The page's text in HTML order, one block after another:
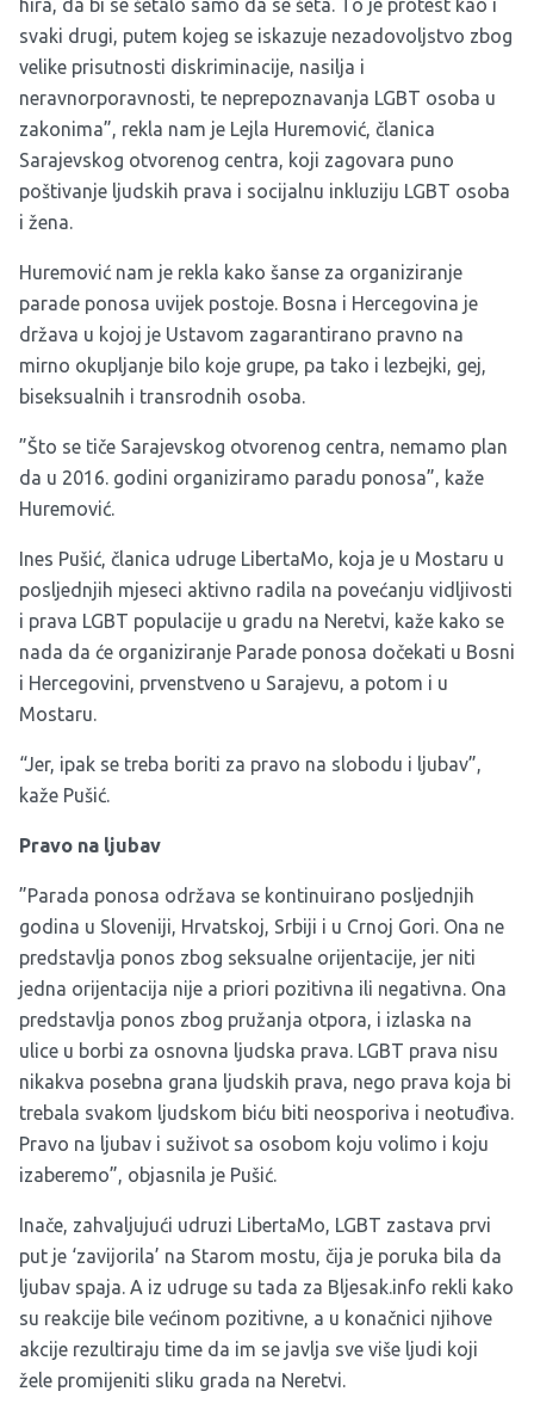
hira, da bi se šetalo samo da se šeta. To je protest kao i
svaki drugi, putem kojeg se iskazuje nezadovoljstvo zbog
velike prisutnosti diskriminacije, nasilja i
neravnorporavnosti, te neprepoznavanja LGBT osoba u
zakonima”, rekla nam je Lejla Huremović, članica
Sarajevskog otvorenog centra, koji zagovara puno
poštivanje ljudskih prava i socijalnu inkluziju LGBT osoba
i žena.
Huremović nam je rekla kako šanse za organiziranje
parade ponosa uvijek postoje. Bosna i Hercegovina je
država u kojoj je Ustavom zagarantirano pravno na
mirno okupljanje bilo koje grupe, pa tako i lezbejki, gej,
biseksualnih i transrodnih osoba.
”Što se tiče Sarajevskog otvorenog centra, nemamo plan
da u 2016. godini organiziramo paradu ponosa”, kaže
Huremović.
Ines Pušić, članica udruge LibertaMo, koja je u Mostaru u
posljednjih mjeseci aktivno radila na povećanju vidljivosti
i prava LGBT populacije u gradu na Neretvi, kaže kako se
nada da će organiziranje Parade ponosa dočekati u Bosni
i Hercegovini, prvenstveno u Sarajevu, a potom i u
Mostaru.
“Jer, ipak se treba boriti za pravo na slobodu i ljubav”,
kaže Pušić.
Pravo na ljubav
”Parada ponosa održava se kontinuirano posljednjih
godina u Sloveniji, Hrvatskoj, Srbiji i u Crnoj Gori. Ona ne
predstavlja ponos zbog seksualne orijentacije, jer niti
jedna orijentacija nije a priori pozitivna ili negativna. Ona
predstavlja ponos zbog pružanja otpora, i izlaska na
ulice u borbi za osnovna ljudska prava. LGBT prava nisu
nikakva posebna grana ljudskih prava, nego prava koja bi
trebala svakom ljudskom biću biti neosporiva i neotuđiva.
Pravo na ljubav i suživot sa osobom koju volimo i koju
izaberemo”, objasnila je Pušić.
Inače, zahvaljujući udruzi LibertaMo, LGBT zastava prvi
put je ‘zavijorila’ na Starom mostu, čija je poruka bila da
ljubav spaja. A iz udruge su tada za Bljesak.info rekli kako
su reakcije bile većinom pozitivne, a u konačnici njihove
akcije rezultiraju time da im se javlja sve više ljudi koji
žele promijeniti sliku grada na Neretvi.